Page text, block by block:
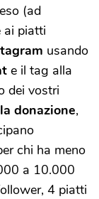
(ad
ai piatti
usando
e il tag alla
dei vostri
donazione,
chi ha meno
a 10.000
4 piatti